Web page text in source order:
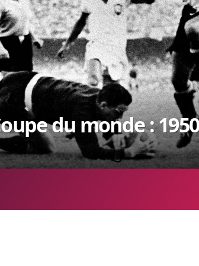
du monde :